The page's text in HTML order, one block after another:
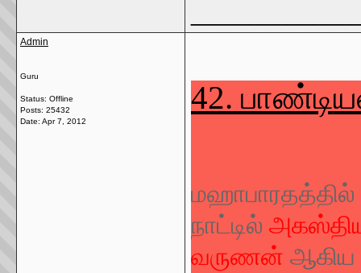
Admin
Guru
Status: Offline
Posts: 25432
Date: Apr 7, 2012
42.
மஹாபாரதத்தில்
நாட்டில்
வருணன் ஆகிய